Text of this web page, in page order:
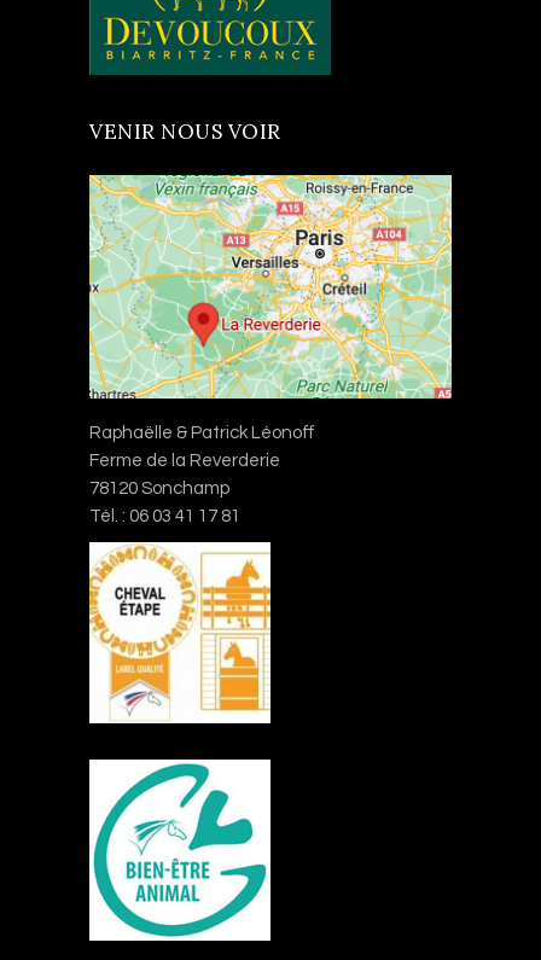
VENIR NOUS VOIR
Raphaëlle & Patrick Léonoff
Ferme de la Reverderie
78120 Sonchamp
Tél. : 06 03 41 17 81